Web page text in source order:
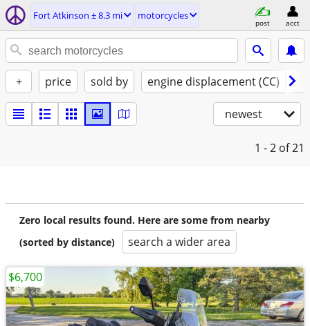
Fort Atkinson ± 8.3 mi motorcycles
post acct
+ price sold by engine displacement (CC)
newest
1 - 2 of 21
Zero local results found. Here are some from nearby
(sorted by distance)
search a wider area
$6,700